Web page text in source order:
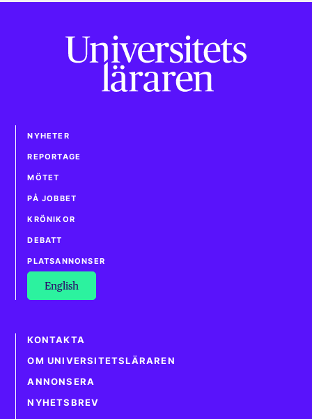
NYHETER
REPORTAGE
MÖTET
PÅ JOBBET
KRÖNIKOR
DEBATT
PLATSANNONSER
English
KONTAKTA
OM UNIVERSITETSLÄRAREN
ANNONSERA
NYHETSBREV